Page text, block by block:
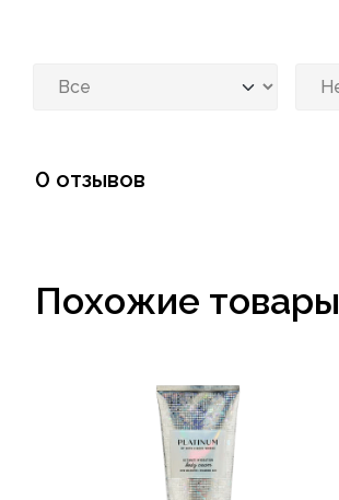
0 отзывов
Похожие товары